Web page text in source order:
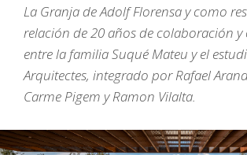
La Granja de Adolf Florensa y como
relación de 20 años de colaboración
entre la familia Suqué Mateu y el
Arquitectes, integrado por Rafael
Carme Pigem y Ramon Vilalta.